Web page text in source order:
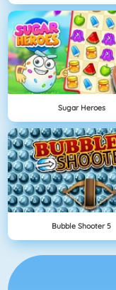
Sugar Heroes
Bubble Shooter 5